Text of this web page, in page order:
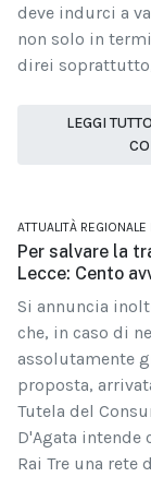
deve indurci a
non solo in
direi
LEGGI
ATTUALITÀ
Per salvare la
Lecce: Cento
Si annuncia
che, in caso di
assolutamente
proposta,
Tutela del
D'Agata intende
Rai Tre una